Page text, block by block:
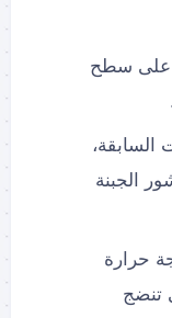
على سطح
السابقة،
الجبنة
حرارة
حتى تنضج